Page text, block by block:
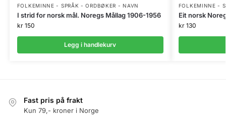
FOLKEMINNE - SPRÅK - ORDBØKER - NAVN
I strid for norsk mål. Noregs Mållag 1906-1956
kr150
Legg i handlekurv
FOLKEMINNE -
Eit norsk
kr130
Fast pris på frakt
Kun 79,- kroner i Norge